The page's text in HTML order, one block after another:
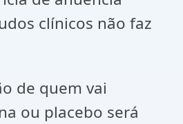
clínicos não faz
de quem vai
ou placebo será